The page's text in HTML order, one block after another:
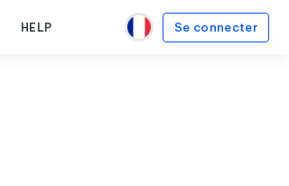
HELP Se connecter